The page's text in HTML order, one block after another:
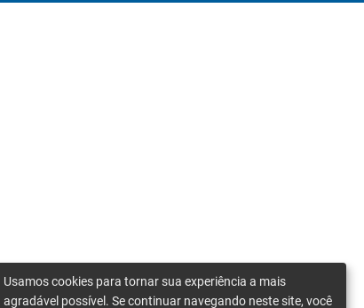
Usamos cookies para tornar sua experiência a mais
agradável possível. Se continuar navegando neste site, você